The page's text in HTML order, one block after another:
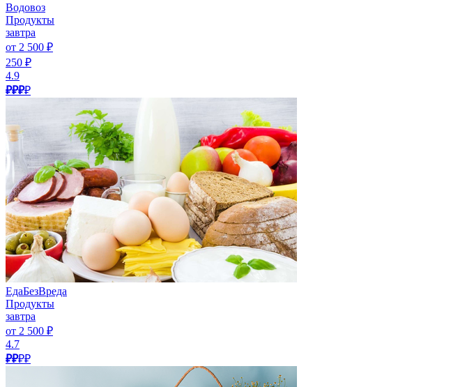
Водовоз
Продукты
завтра
от 2 500 ₽
250 ₽
4.9
₽₽₽₽
ЕдаБезВреда
Продукты
завтра
от 2 500 ₽
4.7
₽₽₽₽